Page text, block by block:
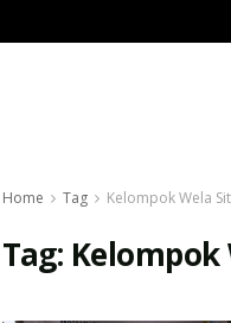
Home Tag Kelompok Wela
Tag: Kelompok